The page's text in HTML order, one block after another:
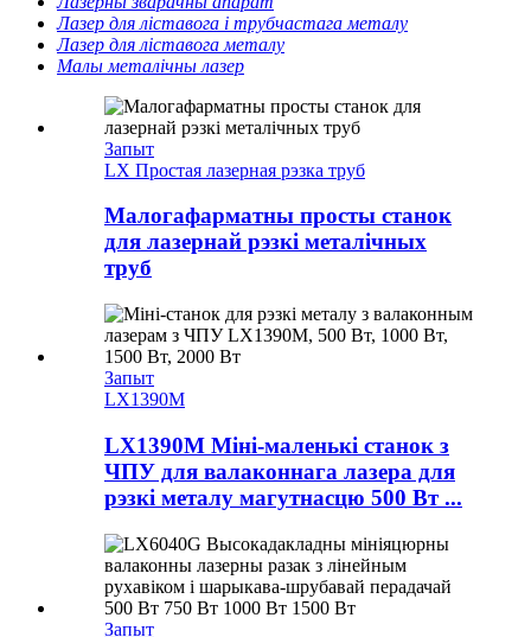
Лазер для ліставога і трубчастага металу
Лазер для ліставога металу
Малы металічны лазер
Запыт
LX Простая лазерная рэзка труб
Малогафарматны просты станок
для лазернай рэзкі металічных
труб
Запыт
LX1390M
LX1390M Міні-маленькі станок з
ЧПУ для валаконнага лазера для
рэзкі металу магутнасцю 500 Вт ...
Запыт